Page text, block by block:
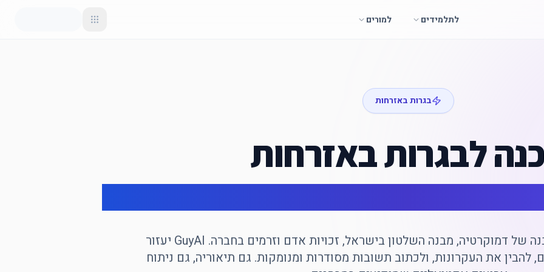
לתלמידים למורים
בגרות באזרחות
לבגרות באזרחות
בגרות באזרחות בודקת הבנה של דמוקרטיה, מבנה השלטון בישראל, זכויות אדם וזרמים בחברה. GuyAI יעזור
להבין את העקרונות, ולכתוב תשובות מסודרות ומנומקות. גם תיאוריה, גם ניתוח